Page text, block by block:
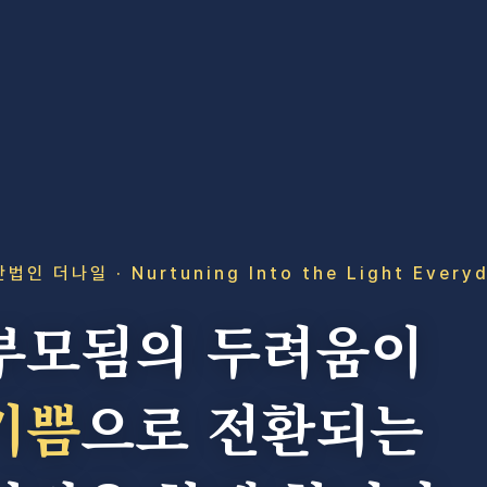
법인 더나일 · Nurtuning Into the Light
모됨의 두려움이
쁨으로 전환되는